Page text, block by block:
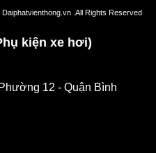
.All Rights Reserved
kiện xe hơi)
12 - Quận Bình